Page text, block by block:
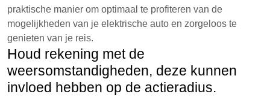
praktische manier om optimaal te profiteren van de
mogelijkheden van je elektrische auto en zorgeloos te
genieten van je reis.
Houd rekening met de
weersomstandigheden, deze kunnen
invloed hebben op de actieradius.